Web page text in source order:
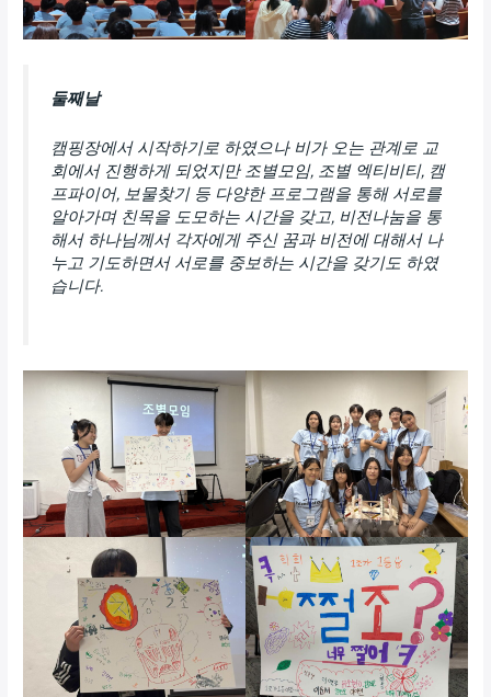
둘째날
캠핑장에서 시작하기로 하였으나 비가 오는 관계로 교
회에서 진행하게 되었지만 조별모임, 조별 엑티비티, 캠
프파이어, 보물찾기 등 다양한 프로그램을 통해 서로를
알아가며 친목을 도모하는 시간을 갖고, 비전나눔을 통
해서 하나님께서 각자에게 주신 꿈과 비전에 대해서 나
누고 기도하면서 서로를 중보하는 시간을 갖기도 하였
습니다.